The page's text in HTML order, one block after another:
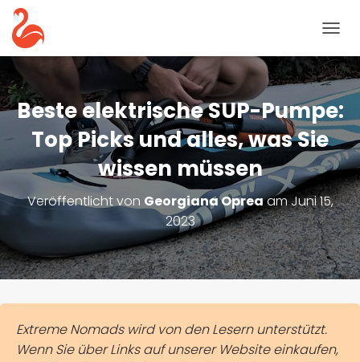
A
V
I
G
A
T
I
O
U
M
S
C
H
A
Beste elektrische SUP-Pumpe:
Top Picks und alles, was Sie
wissen müssen
Veröffentlicht von Georgiana OpreaamJuni 15,
2023
Extreme Nomads wird von den Lesern unterstützt.
Wenn Sie über Links auf unserer Website einkaufen,